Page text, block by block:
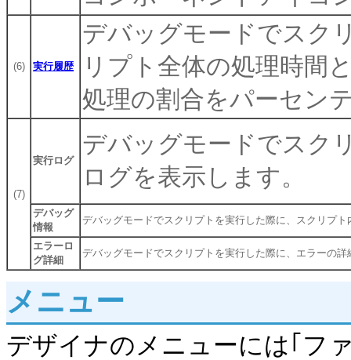
(6) 実行履歴
デバッグモードでスク
リプト全体の処理時間
処理の割合をパーセン
(7)
実行ログ
デバッグモードでスク
ログを表示します。
デバッグ
情報
デバッグモードでスクリプトを実行した際に、スクリプ
エラーロ
グ詳細
デバッグモードでスクリプトを実行した際に、エラーの詳
メニュー
デザイナのメニューには｢フ